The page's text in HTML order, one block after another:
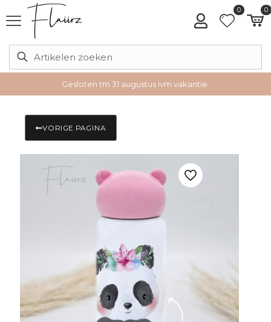
0 0
Gesloten tm 31 augustus ivm vakantie.
VORIGE PAGINA